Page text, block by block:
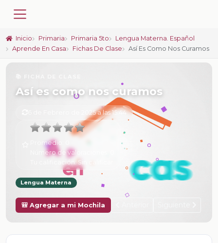
Inicio Primaria Primaria 5to
Lengua Materna. Español
Aprende En Casa
Fichas De Clase Así Es Como Nos Curamos
Así es como nos curamos
6 de Febrero de 2025 a las 15:44
Promedio:
Número de valoraciones:
Tu calificación:Sin calificar
Lengua Materna
🎒 Agregar a mi Mochila